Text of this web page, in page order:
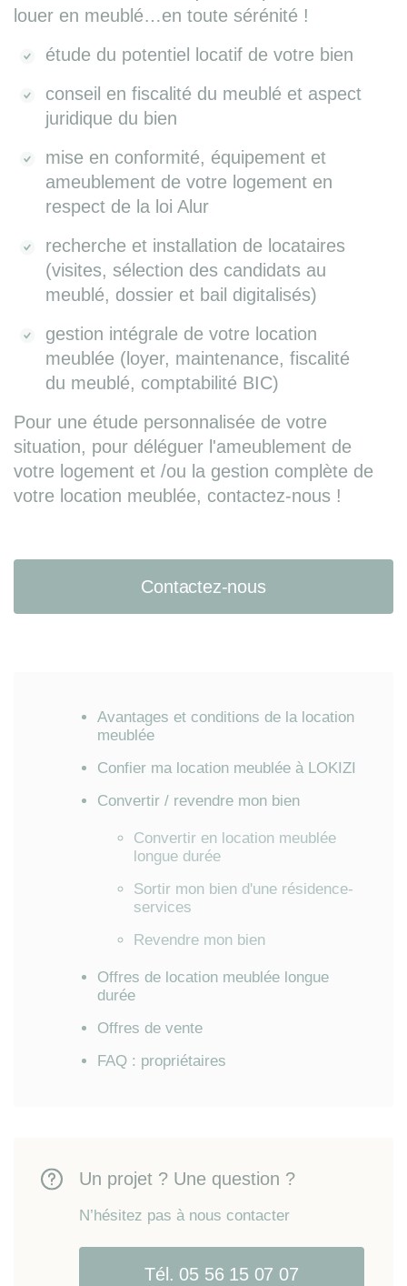
louer en meublé…en toute sérénité !
étude du potentiel locatif de votre bien
conseil en fiscalité du meublé et aspect
juridique du bien
mise en conformité, équipement et
ameublement de votre logement en
respect de la loi Alur
recherche et installation de locataires
(visites, sélection des candidats au
meublé, dossier et bail digitalisés)
gestion intégrale de votre location
meublée (loyer, maintenance, fiscalité
du meublé, comptabilité BIC)
Pour une étude personnalisée de votre
situation, pour déléguer l'ameublement de
votre logement et /ou la gestion complète de
votre location meublée, contactez-nous !
Contactez-nous
Avantages et conditions de la location
meublée
Confier ma location meublée à LOKIZI
Convertir / revendre mon bien
Convertir en location meublée
longue durée
Sortir mon bien d'une résidence-
services
Revendre mon bien
Offres de location meublée longue
durée
Offres de vente
FAQ : propriétaires
Un projet ? Une question ?
N’hésitez pas à nous contacter
Tél. 05 56 15 07 07